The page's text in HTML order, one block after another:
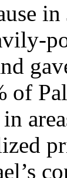
in
-
of